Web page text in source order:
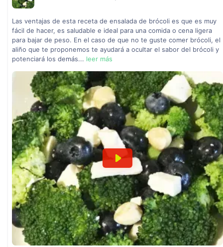
Las ventajas de esta receta de ensalada de brócoli es que es muy
fácil de hacer, es saludable e ideal para una comida o cena ligera
para bajar de peso. En el caso de que no te guste comer brócoli, el
aliño que te proponemos te ayudará a ocultar el sabor del brócoli y
potenciará los demás... leer más